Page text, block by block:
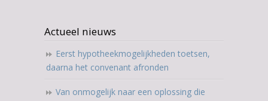
Actueel nieuws
Eerst hypotheekmogelijkheden toetsen,
daarna het convenant afronden
Van onmogelijk naar een oplossing die